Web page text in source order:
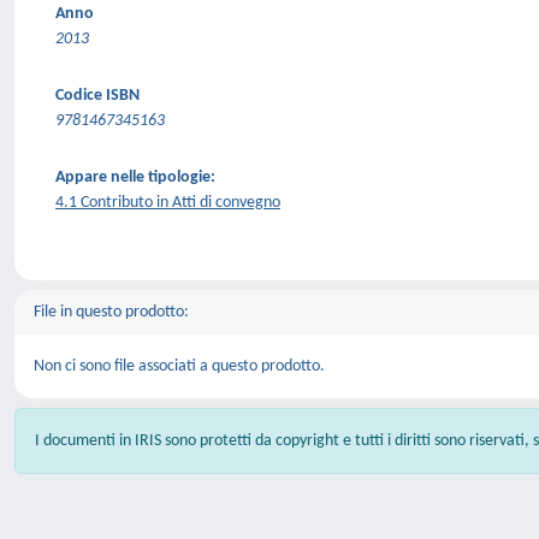
Anno
2013
Codice ISBN
9781467345163
Appare nelle tipologie:
4.1 Contributo in Atti di convegno
File in questo prodotto:
Non ci sono file associati a questo prodotto.
I documenti in IRIS sono protetti da copyright e tutti i diritti sono riservati,